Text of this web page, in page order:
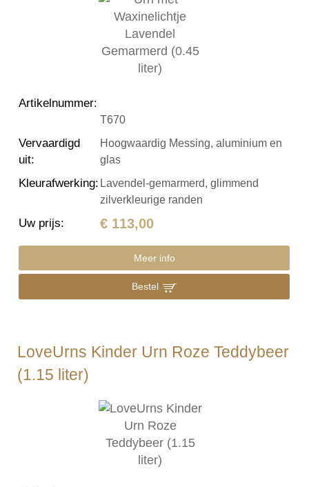
Artikelnummer:
T670
Vervaardigd
uit:
Hoogwaardig Messing, aluminium en
glas
Kleurafwerking: Lavendel-gemarmerd, glimmend
zilverkleurige randen
Uw prijs: € 113,00
Meer info
Bestel
LoveUrns Kinder Urn Roze Teddybeer
(1.15 liter)